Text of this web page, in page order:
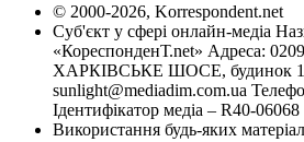
© 2000-2026, Korrespondent.net
Суб'єкт у сфері онлайн-медіа
«КореспонденТ.net» Адреса:
ХАРКІВСЬКЕ ШОСЕ, будинок
sunlight@mediadim.com.ua
Ідентифікатор медіа – R40-06068
Використання будь-яких